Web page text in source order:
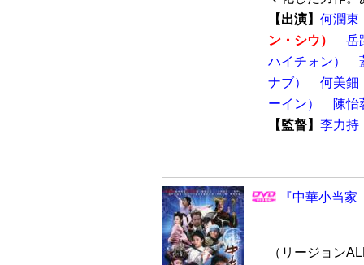
【出演】 何潤東
ン・シウ）
岳
ハイチォン）
ナブ）
何美鈿
ーイン）
陳怡
【監督】 李力持
『中華小当
（リージョン